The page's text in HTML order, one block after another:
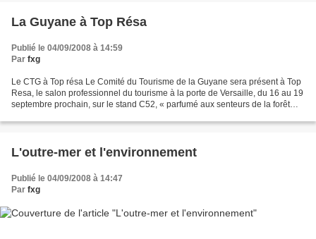
La Guyane à Top Résa
Publié le 04/09/2008 à 14:59
Par fxg
Le CTG à Top résa Le Comité du Tourisme de la Guyane sera présent à Top
Resa, le salon professionnel du tourisme à la porte de Versaille, du 16 au 19
septembre prochain, sur le stand C52, « parfumé aux senteurs de la forêt
L'outre-mer et l'environnement
Publié le 04/09/2008 à 14:47
Par fxg